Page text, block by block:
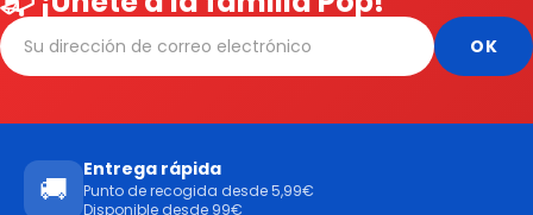
🚚
Entrega rápida
Punto de recogida desde 5,99€
Disponible desde 99€